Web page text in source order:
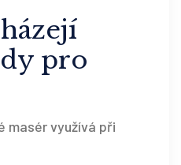
pro
masér využívá při